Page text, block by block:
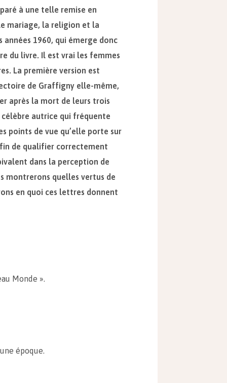
à une telle remise en
mariage, la religion et la
1960, qui émerge donc
du livre. Il est vrai les femmes
La première version est
de Graffigny elle-même,
après la mort de leurs trois
célèbre autrice qui fréquente
points de vue qu’elle porte sur
de qualifier correctement
dans la perception de
montrerons quelles vertus de
en quoi ces lettres donnent
Monde ».
époque.